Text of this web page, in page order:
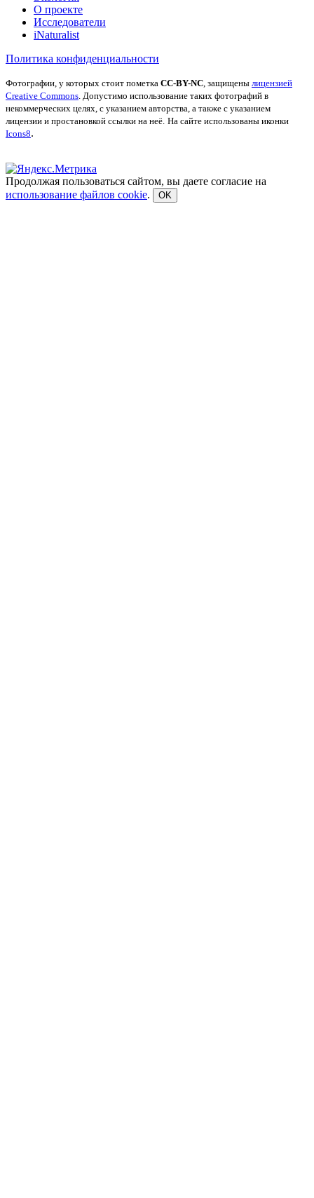
О проекте
Исследователи
iNaturalist
Политика конфиденциальности
Фотографии, у которых стоит пометка CC-BY-NC , защищены лицензией
Creative Commons . Допустимо использование таких фотографий в
некоммерческих целях, с указанием авторства, а также с указанием
лицензии и простановкой ссылки на неё. На сайте использованы иконки
Icons8.
Продолжая пользоваться сайтом, вы даете согласие на
использование файлов cookie. OK